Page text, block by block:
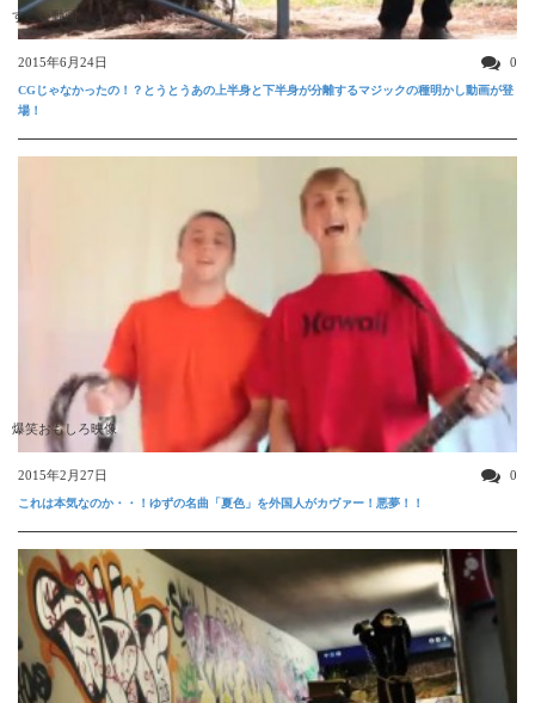
すごい動画
2015年6月24日 0
CGじゃなかったの！？とうとうあの上半身と下半身が分離するマジックの種明かし動画が登
場！
爆笑おもしろ映像
2015年2月27日 0
これは本気なのか・・！ゆずの名曲「夏色」を外国人がカヴァー！悪夢！！